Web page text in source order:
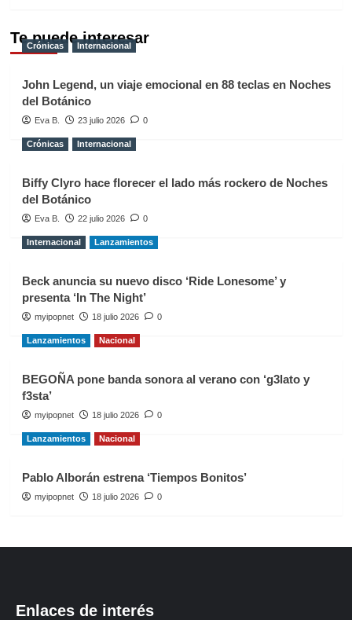
Te puede interesar
Crónicas Internacional
John Legend, un viaje emocional en 88 teclas en Noches
del Botánico
Eva B. 23 julio 2026 0
Crónicas Internacional
Biffy Clyro hace florecer el lado más rockero de Noches
del Botánico
Eva B. 22 julio 2026 0
Internacional Lanzamientos
Beck anuncia su nuevo disco ‘Ride Lonesome’ y
presenta ‘In The Night’
myipopnet 18 julio 2026 0
Lanzamientos Nacional
BEGOÑA pone banda sonora al verano con ‘g3lato y
f3sta’
myipopnet 18 julio 2026 0
Lanzamientos Nacional
Pablo Alborán estrena ‘Tiempos Bonitos’
myipopnet 18 julio 2026 0
Enlaces de interés